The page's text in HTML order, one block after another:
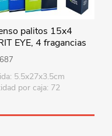
palitos 15x4
EYE, 4 fragancias
5.5x27x3.5cm
por caja: 72